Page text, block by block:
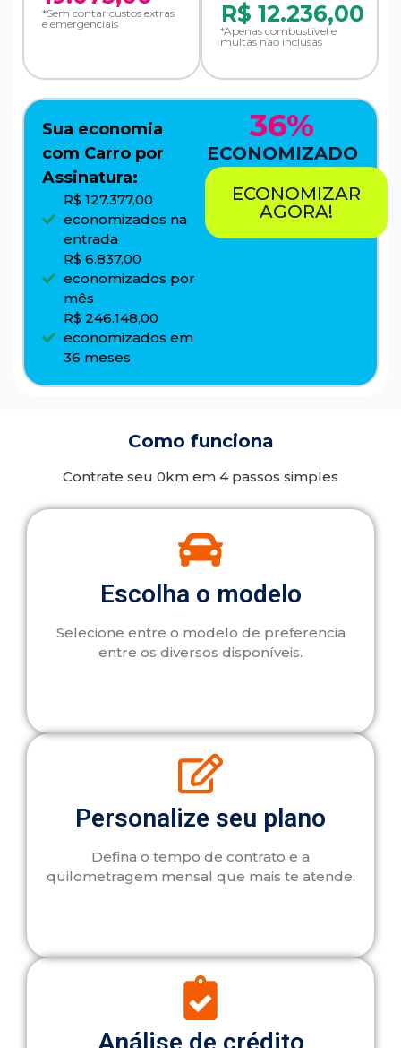
*Sem contar custos extras
e emergenciais
R$ 12.236,00
*Apenas combustível e
multas não inclusas
Sua economia
com Carro por
Assinatura:
R$ 127.377,00
economizados na
entrada
R$ 6.837,00
economizados por
mês
R$ 246.148,00
economizados em
36 meses
36%
ECONOMIZADO
ECONOMIZAR
AGORA!
Como funciona
Contrate seu 0km em 4 passos simples
Escolha o modelo
Selecione entre o modelo de preferencia
entre os diversos disponíveis.
Personalize seu plano
Defina o tempo de contrato e a
quilometragem mensal que mais te atende.
Análise de crédito